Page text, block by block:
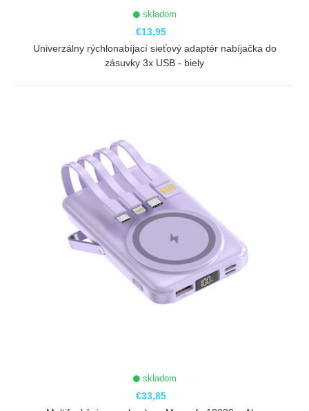
skladom
€13,95
Univerzálny rýchlonabíjací sieťový adaptér nabíjačka do
zásuvky 3x USB - biely
skladom
€33,85